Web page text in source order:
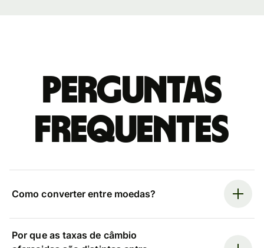
Perguntas
frequentes
Como converter entre moedas?
Por que as taxas de câmbio